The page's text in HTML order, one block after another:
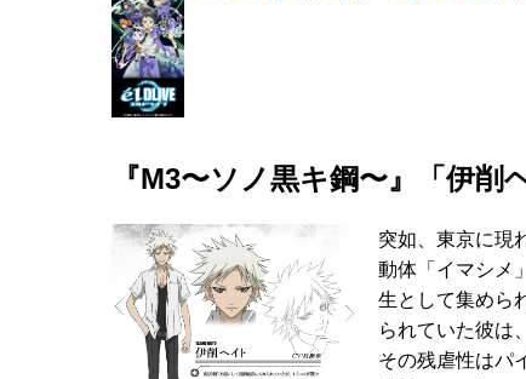
『M3〜ソノ黒キ鋼〜』「伊削
突如、東京に現
動体「イマシメ
生として集めら
られていた彼は
その残虐性はパ